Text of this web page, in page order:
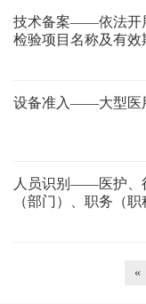
技术备案——依法开
检验项目名称及有
设备准入——大型医
人员识别——医护、
（部门）、职务（
«